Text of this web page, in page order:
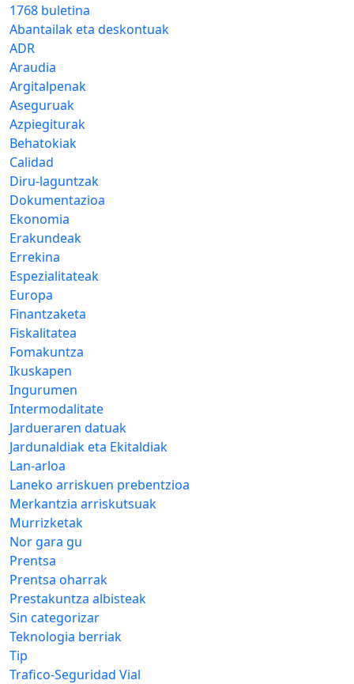
1768 buletina
Abantailak eta deskontuak
ADR
Araudia
Argitalpenak
Aseguruak
Azpiegiturak
Behatokiak
Calidad
Diru-laguntzak
Dokumentazioa
Ekonomia
Erakundeak
Errekina
Espezialitateak
Europa
Finantzaketa
Fiskalitatea
Fomakuntza
Ikuskapen
Ingurumen
Intermodalitate
Jardueraren datuak
Jardunaldiak eta Ekitaldiak
Lan-arloa
Laneko arriskuen prebentzioa
Merkantzia arriskutsuak
Murrizketak
Nor gara gu
Prentsa
Prentsa oharrak
Prestakuntza albisteak
Sin categorizar
Teknologia berriak
Tip
Trafico-Seguridad Vial